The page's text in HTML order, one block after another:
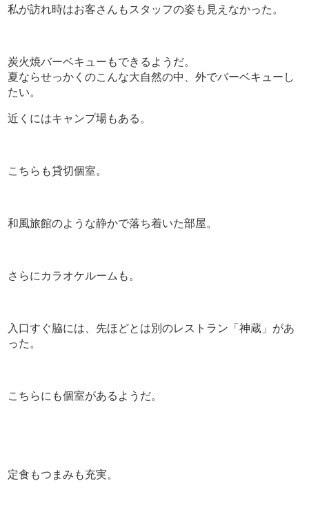
私が訪れ時はお客さんもスタッフの姿も見えなかった。
炭火焼バーベキューもできるようだ。
夏ならせっかくのこんな大自然の中、外でバーベキューし
たい。
近くにはキャンプ場もある。
こちらも貸切個室。
和風旅館のような静かで落ち着いた部屋。
さらにカラオケルームも。
入口すぐ脇には、先ほどとは別のレストラン「神蔵」があ
った。
こちらにも個室があるようだ。
定食もつまみも充実。